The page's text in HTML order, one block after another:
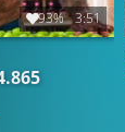
93% 3:51